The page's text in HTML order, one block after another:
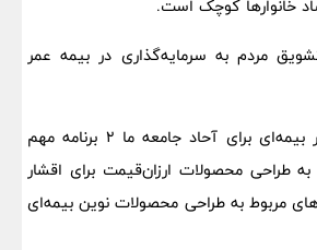
خانوارها کوچک است.
مردم به سرمایه‌گذاری در بیمه عمر
در زمینه گسترش چتر بیمه‌ای برای آحاد جامعه ما ۲ برنامه مهم
طراحی محصولات ارزان‌قیمت برای اقشار
مربوط به طراحی محصولات نوین بیمه‌ای